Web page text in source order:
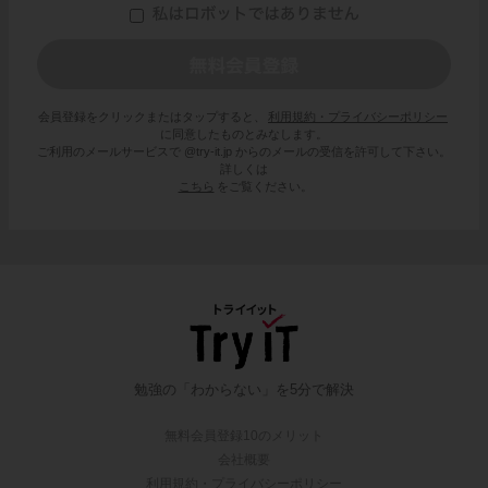
会員登録をクリックまたはタップすると、
利用規約・プライバシーポリシー
に同意したものとみなします。
ご利用のメールサービスで @try-it.jp からのメールの受信を許可して下さい。
詳しくは
こちら
をご覧ください。
勉強の「わからない」を5分で解決